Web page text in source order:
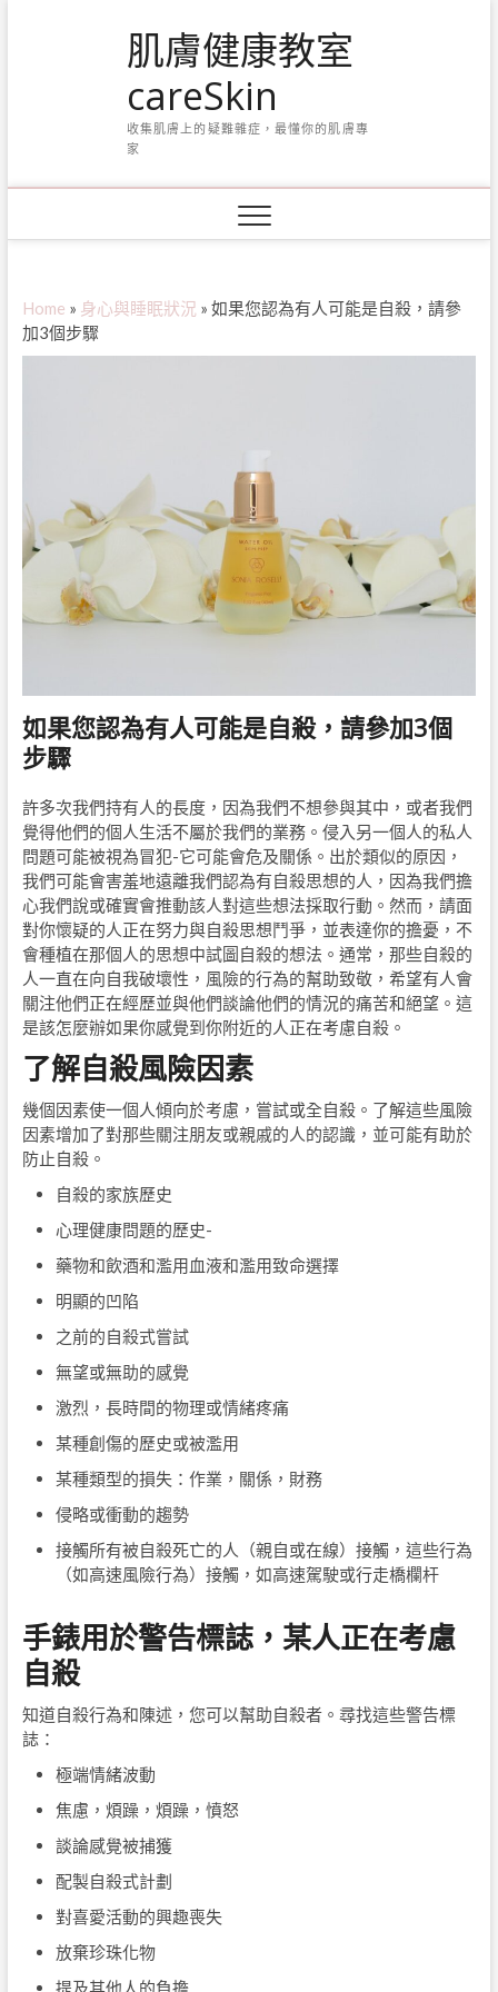
肌膚健康教室
careSkin
收集肌膚上的疑難雜症，最懂你的肌膚專
家
Home » 身心與睡眠狀況 » 如果您認為有人可能是自殺，請參
加3個步驟
如果您認為有人可能是自殺，請參加3個
步驟
許多次我們持有人的長度，因為我們不想參與其中，或者我們
覺得他們的個人生活不屬於我們的業務。侵入另一個人的私人
問題可能被視為冒犯-它可能會危及關係。出於類似的原因，
我們可能會害羞地遠離我們認為有自殺思想的人，因為我們擔
心我們說或確實會推動該人對這些想法採取行動。然而，請面
對你懷疑的人正在努力與自殺思想鬥爭，並表達你的擔憂，不
會種植在那個人的思想中試圖自殺的想法。通常，那些自殺的
人一直在向自我破壞性，風險的行為的幫助致敬，希望有人會
關注他們正在經歷並與他們談論他們的情況的痛苦和絕望。這
是該怎麼辦如果你感覺到你附近的人正在考慮自殺。
了解自殺風險因素
幾個因素使一個人傾向於考慮，嘗試或全自殺。了解這些風險
因素增加了對那些關注朋友或親戚的人的認識，並可能有助於
防止自殺。
自殺的家族歷史
心理健康問題的歷史-
藥物和飲酒和濫用血液和濫用致命選擇
明顯的凹陷
之前的自殺式嘗試
無望或無助的感覺
激烈，長時間的物理或情緒疼痛
某種創傷的歷史或被濫用
某種類型的損失：作業，關係，財務
侵略或衝動的趨勢
接觸所有被自殺死亡的人（親自或在線）接觸，這些行為
（如高速風險行為）接觸，如高速駕駛或行走橋欄杆
手錶用於警告標誌，某人正在考慮
自殺
知道自殺行為和陳述，您可以幫助自殺者。尋找這些警告標
誌：
極端情緒波動
焦慮，煩躁，煩躁，憤怒
談論感覺被捕獲
配製自殺式計劃
對喜愛活動的興趣喪失
放棄珍珠化物
提及其他人的負擔